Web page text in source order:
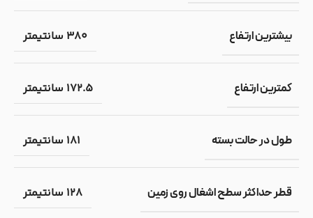
بیشترین ارتفاع 380 سانتیمتر
کمترین ارتفاع 172.5 سانتیمتر
طول در حالت بسته 181 سانتیمتر
قطر حداکثر سطح اشغال روی زمین 128 سانتیمتر